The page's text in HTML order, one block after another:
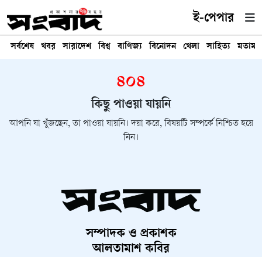
ই-পেপার
সর্বশেষ খবর সারাদেশ বিশ্ব বাণিজ্য বিনোদন খেলা সাহিত্য মতামত
৪০৪
কিছু পাওয়া যায়নি
আপনি যা খুঁজছেন, তা পাওয়া যায়নি। দয়া করে, বিষয়টি সম্পর্কে নিশ্চিত হয়ে
নিন।
সম্পাদক ও প্রকাশক
আলতামাশ কবির